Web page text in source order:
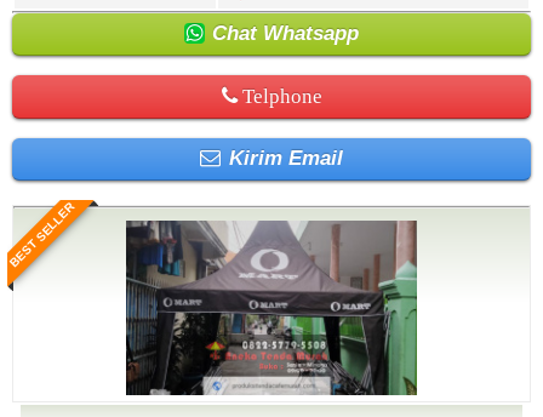
Chat Whatsapp
Telphone
Kirim Email
BEST SELLER